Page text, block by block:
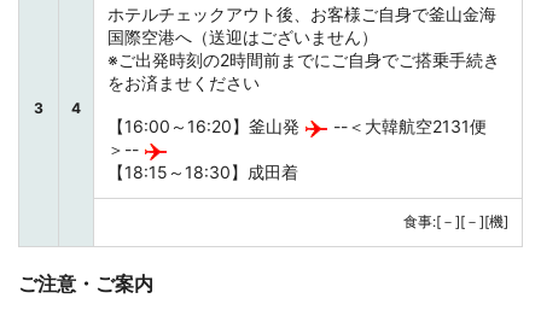
3 4
ホテルチェックアウト後、お客様ご自身で釜山金海
国際空港へ（送迎はございません）
※ご出発時刻の2時間前までにご自身でご搭乗手続き
をお済ませください
【16:00～16:20】釜山発
--＜大韓航空2131便
＞--
【18:15～18:30】成田着
食事:[－][－][機]
ご注意・ご案内